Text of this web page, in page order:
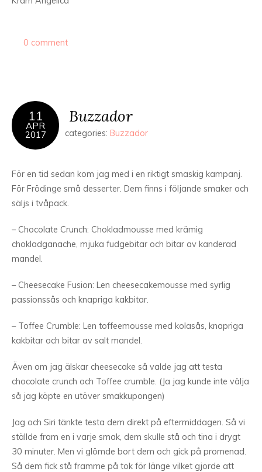
0 comment
11
APR
2017
Buzzador
categories: Buzzador
För en tid sedan kom jag med i en riktigt smaskig kampanj.
För Frödinge små desserter. Dem finns i följande smaker och
säljs i tvåpack.
– Chocolate Crunch: Chokladmousse med krämig
chokladganache, mjuka fudgebitar och bitar av kanderad
mandel.
– Cheesecake Fusion: Len cheesecakemousse med syrlig
passionssås och knapriga kakbitar.
– Toffee Crumble: Len toffeemousse med kolasås, knapriga
kakbitar och bitar av salt mandel.
Även om jag älskar cheesecake så valde jag att testa
chocolate crunch och Toffee crumble. (Ja jag kunde inte välja
så jag köpte en utöver smakkupongen)
Jag och Siri tänkte testa dem direkt på eftermiddagen. Så vi
ställde fram en i varje smak, dem skulle stå och tina i drygt
30 minuter. Men vi glömde bort dem och gick på promenad.
Så dem fick stå framme på tok för länge vilket gjorde att